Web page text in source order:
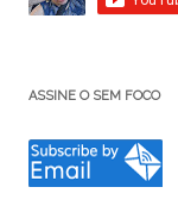
ASSINE O SEM FOCO